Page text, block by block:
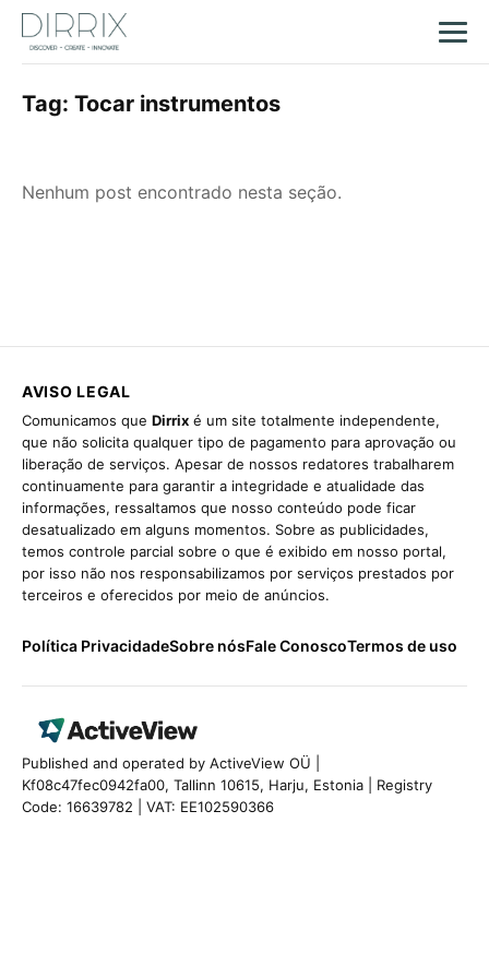
Tag: Tocar instrumentos
Nenhum post encontrado nesta seção.
AVISO LEGAL
Comunicamos que Dirrix é um site totalmente independente,
que não solicita qualquer tipo de pagamento para aprovação ou
liberação de serviços. Apesar de nossos redatores trabalharem
continuamente para garantir a integridade e atualidade das
informações, ressaltamos que nosso conteúdo pode ficar
desatualizado em alguns momentos. Sobre as publicidades,
temos controle parcial sobre o que é exibido em nosso portal,
por isso não nos responsabilizamos por serviços prestados por
terceiros e oferecidos por meio de anúncios.
Política PrivacidadeSobre nósFale ConoscoTermos de uso
Published and operated by ActiveView OÜ |
Kf08c47fec0942fa00, Tallinn 10615, Harju, Estonia | Registry
Code: 16639782 | VAT: EE102590366